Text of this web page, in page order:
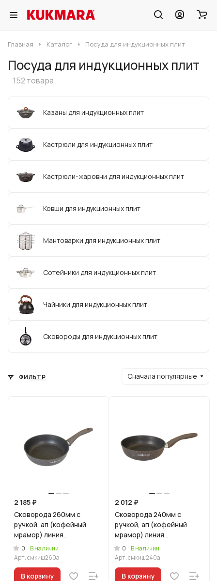
Главная Каталог Посуда для индукционных плит
Посуда для индукционных плит
152 товара
Казаны для индукционных плит
Кастрюли для индукционных плит
Кастрюли-жаровни для индукционных плит
Ковши для индукционных плит
Мантоварки для индукционных плит
Сотейники для индукционных плит
Чайники для индукционных плит
Сковороды для индукционных плит
ФИЛЬТР Сначала популярные
2 185 ₽
Сковорода 260мм с
ручкой, ап (кофейный
мрамор) линия
"Мраморная
индукционная"
0
В наличии
Арт.смкиш260а
В корзину
2 012 ₽
Сковорода 240мм с
ручкой, ап (кофейный
мрамор) линия
"Мраморная
индукционная"
0
В наличии
Арт.смкиш240а
В корзину